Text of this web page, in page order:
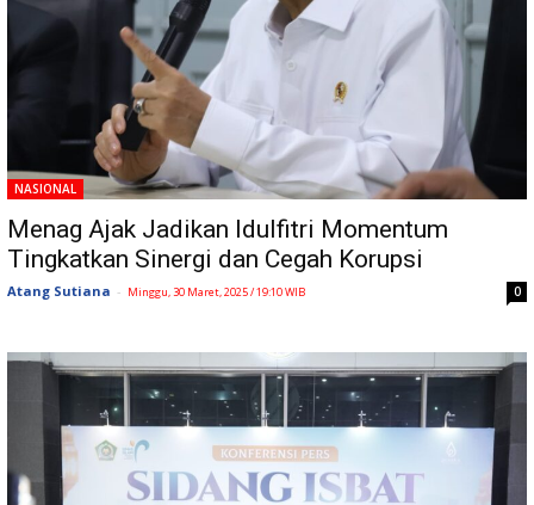
NASIONAL
Menag Ajak Jadikan Idulfitri Momentum
Tingkatkan Sinergi dan Cegah Korupsi
Atang Sutiana - Minggu, 30 Maret, 2025 / 19:10 WIB 0